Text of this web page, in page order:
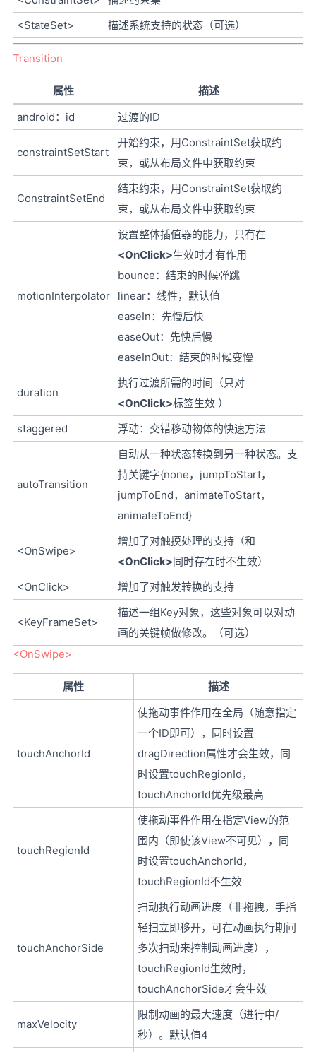
<StateSet>
描述系统支持的状态（可选）
Transition
属性
描述
android：id
过渡的ID
constraintSetStart
开始约束，用ConstraintSet获取约
束，或从布局文件中获取约束
ConstraintSetEnd
结束约束，用ConstraintSet获取约
束，或从布局文件中获取约束
motionInterpolator
设置整体插值器的能力，只有在
<OnClick>生效时才有作用
bounce：结束的时候弹跳
linear：线性，默认值
easeIn：先慢后快
easeOut：先快后慢
easeInOut：结束的时候变慢
duration
执行过渡所需的时间（只对
<OnClick>标签生效 ）
staggered
浮动：交错移动物体的快速方法
autoTransition
自动从一种状态转换到另一种状态。支
持关键字{none，jumpToStart，
jumpToEnd，animateToStart，
animateToEnd}
<OnSwipe>
增加了对触摸处理的支持（和
<OnClick>同时存在时不生效）
<OnClick>
增加了对触发转换的支持
<KeyFrameSet>
描述一组Key对象，这些对象可以对动
画的关键帧做修改。（可选）
<OnSwipe>
属性 描述
touchAnchorId
使拖动事件作用在全局（随意指定
一个ID即可），同时设置
dragDirection属性才会生效，同
时设置touchRegionId，
touchAnchorId优先级最高
touchRegionId
使拖动事件作用在指定View的范
围内（即使该View不可见），同
时设置touchAnchorId，
touchRegionId不生效
touchAnchorSide
扫动执行动画进度（非拖拽，手指
轻扫立即移开，可在动画执行期间
多次扫动来控制动画进度），
touchRegionId生效时，
touchAnchorSide才会生效
maxVelocity
限制动画的最大速度（进行中/
秒）。默认值4